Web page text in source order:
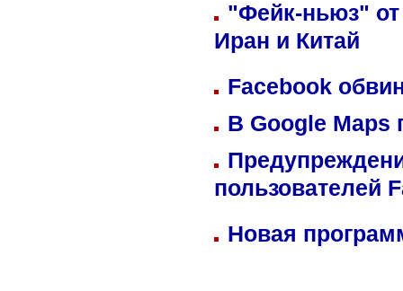
"Фейк-ньюз" от
Иран и Китай
Facebook
В Google Maps
пользователей
Новая